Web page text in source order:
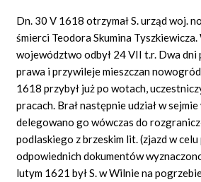
Dn. 30 V 1618 otrzymał S. urząd woj.
śmierci Teodora Skumina
województwo odbył 24 VII t.r. Dwa dni
prawa i przywileje mieszczan
1618 przybył już po wotach,
pracach. Brał następnie udział w
delegowano go wówczas do
podlaskiego z brzeskim lit. (zjazd w
odpowiednich dokumentów
lutym 1621 był S. w Wilnie na